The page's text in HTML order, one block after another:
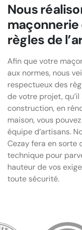
Nous
règles de
Afin que votre
aux normes, nous
respectueux des
de votre projet, qu’il
construction, en
maison, vous
équipe d’artisans.
Cezay fera en sorte
technique pour
hauteur de vos
toute sécurité.